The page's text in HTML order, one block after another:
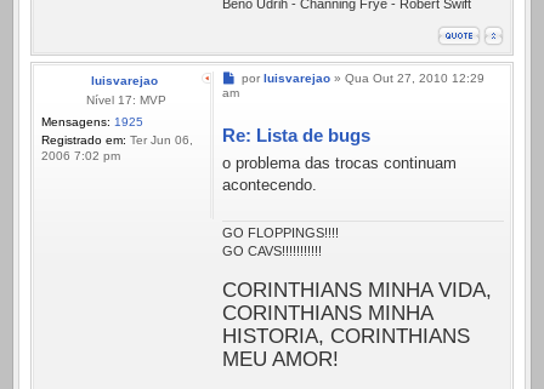
Beno Udrih - Channing Frye - Robert Swift
luisvarejao
Nível 17: MVP
Mensagens: 1925
Registrado em: Ter Jun 06,
2006 7:02 pm
Mensagem
por luisvarejao» Qua Out 27, 2010 12:29
am
Re: Lista de bugs
o problema das trocas continuam
acontecendo.
GO FLOPPINGS!!!!
GO CAVS!!!!!!!!!!!
CORINTHIANS MINHA VIDA,
CORINTHIANS MINHA
HISTORIA, CORINTHIANS
MEU AMOR!